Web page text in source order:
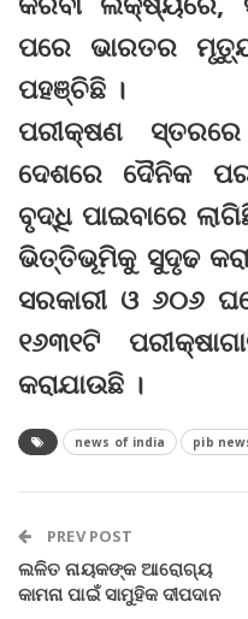
ପରେ ଭାରତର
ପହଞ୍ଚିଛି ।
ପରୀକ୍ଷଣ
ଦେଶରେ ଦୈନିକ
ବୃଦ୍ଧି ପାଇବାରେ
ଭିତ୍ତିଭୂମିକୁ ସୁଦୃଢ
ସରକାରୀ ଓ ୬୦୬
୧୬୩୧ଟି
କରାଯାଉଛି ।
news of india pib
PREV POST
ଲଳିତ ନାୟକଙ୍କ ଆରୋଗ୍ୟ
କାମନା ପାଇଁ ସାମୁହିକ ଦୀପଦାନ